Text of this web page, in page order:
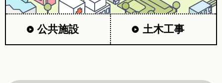
公共施設 土木工事